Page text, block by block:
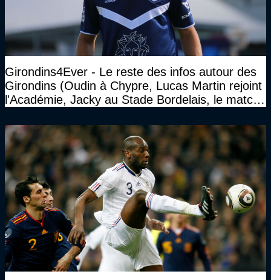
Girondins4Ever - Le reste des infos autour des
Girondins (Oudin à Chypre, Lucas Martin rejoint
l'Académie, Jacky au Stade Bordelais, le match